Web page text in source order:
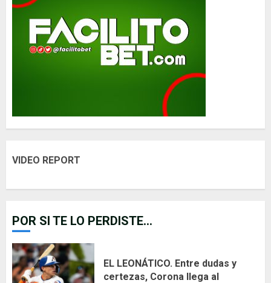
VIDEO REPORT
POR SI TE LO PERDISTE...
EL LEONÁTICO. Entre dudas y
certezas, Corona llega al